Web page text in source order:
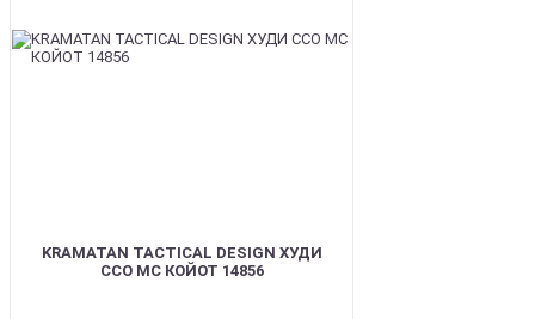
KRAMATAN TACTICAL DESIGN ХУДИ
ССО МС КОЙОТ 14856